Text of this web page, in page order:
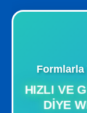
Formlarla
HIZLI VE
DIYE